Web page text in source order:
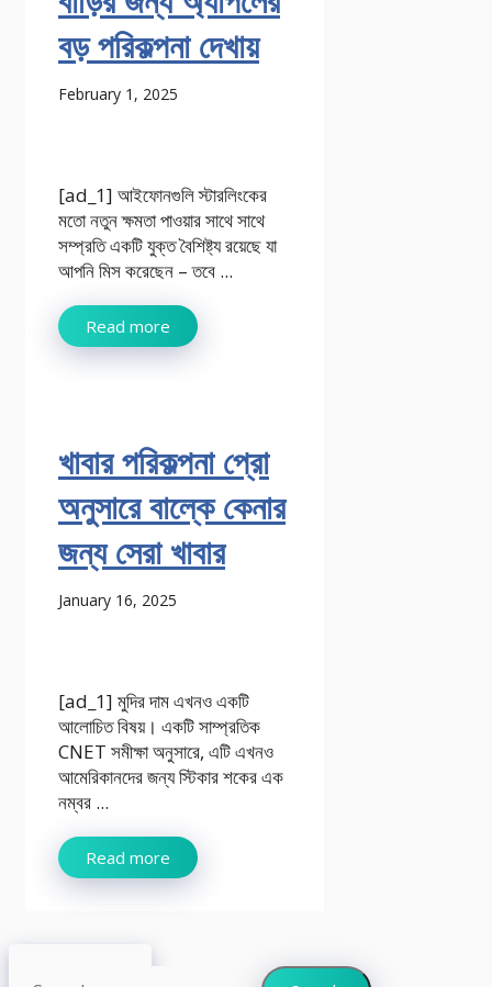
বড় পরিকল্পনা দেখায়
February 1, 2025
[ad_1] আইফোনগুলি স্টারলিংকের
মতো নতুন ক্ষমতা পাওয়ার সাথে সাথে
সম্প্রতি একটি যুক্ত বৈশিষ্ট্য রয়েছে যা
আপনি মিস করেছেন – তবে ...
Read more
খাবার পরিকল্পনা প্রো
অনুসারে বাল্কে কেনার
জন্য সেরা খাবার
January 16, 2025
[ad_1] মুদির দাম এখনও একটি
আলোচিত বিষয়। একটি সাম্প্রতিক
CNET সমীক্ষা অনুসারে, এটি এখনও
আমেরিকানদের জন্য স্টিকার শকের এক
নম্বর ...
Read more